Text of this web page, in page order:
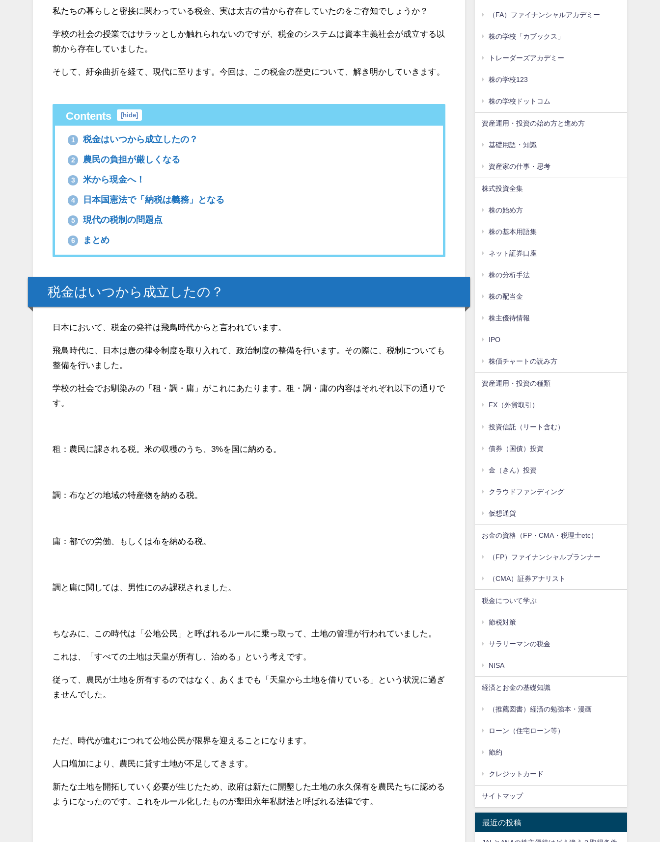
私たちの暮らしと密接に関わっている税金、実は太古の昔から存在していたのをご存知でしょうか？
学校の社会の授業ではサラッとしか触れられないのですが、税金のシステムは資本主義社会が成立する以
前から存在していました。
そして、紆余曲折を経て、現代に至ります。今回は、この税金の歴史について、解き明かしていきます。
Contents [hide]
1 税金はいつから成立したの？
2 農民の負担が厳しくなる
3 米から現金へ！
4 日本国憲法で「納税は義務」となる
5 現代の税制の問題点
6 まとめ
税金はいつから成立したの？
日本において、税金の発祥は飛鳥時代からと言われています。
飛鳥時代に、日本は唐の律令制度を取り入れて、政治制度の整備を行います。その際に、税制についても
整備を行いました。
学校の社会でお馴染みの「租・調・庸」がこれにあたります。租・調・庸の内容はそれぞれ以下の通りで
す。
租：農民に課される税。米の収穫のうち、3%を国に納める。
調：布などの地域の特産物を納める税。
庸：都での労働、もしくは布を納める税。
調と庸に関しては、男性にのみ課税されました。
ちなみに、この時代は「公地公民」と呼ばれるルールに乗っ取って、土地の管理が行われていました。
これは、「すべての土地は天皇が所有し、治める」という考えです。
従って、農民が土地を所有するのではなく、あくまでも「天皇から土地を借りている」という状況に過ぎ
ませんでした。
ただ、時代が進むにつれて公地公民が限界を迎えることになります。
人口増加により、農民に貸す土地が不足してきます。
新たな土地を開拓していく必要が生じたため、政府は新たに開墾した土地の永久保有を農民たちに認める
ようになったのです。これをルール化したものが墾田永年私財法と呼ばれる法律です。
（FA）ファイナンシャルアカデミー
株の学校「カブックス」
トレーダーズアカデミー
株の学校123
株の学校ドットコム
資産運用・投資の始め方と進め方
基礎用語・知識
資産家の仕事・思考
株式投資全集
株の始め方
株の基本用語集
ネット証券口座
株の分析手法
株の配当金
株主優待情報
IPO
株価チャートの読み方
資産運用・投資の種類
FX（外貨取引）
投資信託（リート含む）
債券（国債）投資
金（きん）投資
クラウドファンディング
仮想通貨
お金の資格（FP・CMA・税理士etc）
（FP）ファイナンシャルプランナー
（CMA）証券アナリスト
税金について学ぶ
節税対策
サラリーマンの税金
NISA
経済とお金の基礎知識
（推薦図書）経済の勉強本・漫画
ローン（住宅ローン等）
節約
クレジットカード
サイトマップ
最近の投稿